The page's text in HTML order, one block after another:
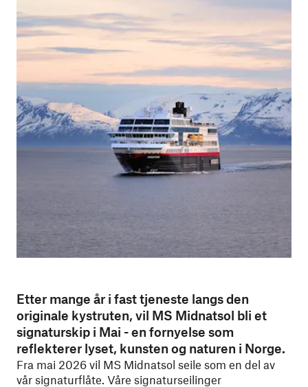
Etter mange år i fast tjeneste langs den
originale kystruten, vil MS Midnatsol bli et
signaturskip i Mai - en fornyelse som
reflekterer lyset, kunsten og naturen i Norge.
Fra mai 2026 vil MS Midnatsol seile som en del av
vår signaturflåte. Våre signaturseilinger